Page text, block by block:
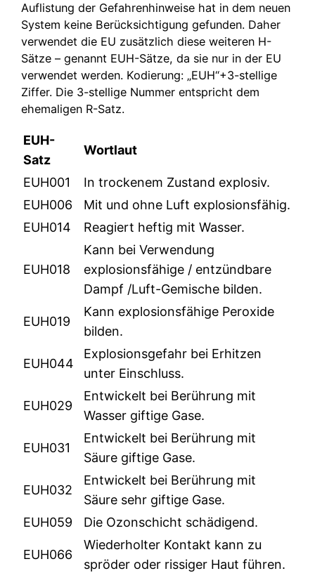
Auflistung der Gefahrenhinweise hat in dem neuen
System keine Berücksichtigung gefunden. Daher
verwendet die EU zusätzlich diese weiteren H-
Sätze – genannt EUH-Sätze, da sie nur in der EU
verwendet werden. Kodierung: „EUH“+3-stellige
Ziffer. Die 3-stellige Nummer entspricht dem
ehemaligen R-Satz.
EUH-
Satz
Wortlaut
EUH001
In trockenem Zustand explosiv.
EUH006
Mit und ohne Luft explosionsfähig.
EUH014
Reagiert heftig mit Wasser.
EUH018
Kann bei Verwendung
explosionsfähige / entzündbare
Dampf /Luft-Gemische bilden.
EUH019
Kann explosionsfähige Peroxide
bilden.
EUH044
Explosionsgefahr bei Erhitzen
unter Einschluss.
EUH029
Entwickelt bei Berührung mit
Wasser giftige Gase.
EUH031
Entwickelt bei Berührung mit
Säure giftige Gase.
EUH032
Entwickelt bei Berührung mit
Säure sehr giftige Gase.
EUH059
Die Ozonschicht schädigend.
EUH066
Wiederholter Kontakt kann zu
spröder oder rissiger Haut führen.